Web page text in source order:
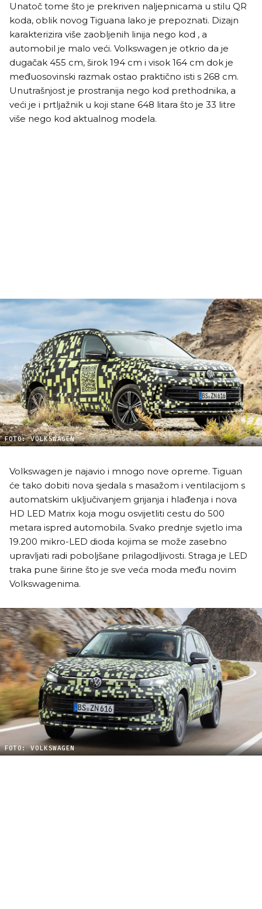
Unatoč tome što je prekriven naljepnicama u stilu QR
koda, oblik novog Tiguana lako je prepoznati. Dizajn
karakterizira više zaobljenih linija nego kod , a
automobil je malo veći. Volkswagen je otkrio da je
dugačak 455 cm, širok 194 cm i visok 164 cm dok je
međuosovinski razmak ostao praktično isti s 268 cm.
Unutrašnjost je prostranija nego kod prethodnika, a
veći je i prtljažnik u koji stane 648 litara što je 33 litre
više nego kod aktualnog modela.
FOTO: VOLKSWAGEN
Volkswagen je najavio i mnogo nove opreme. Tiguan
će tako dobiti nova sjedala s masažom i ventilacijom s
automatskim uključivanjem grijanja i hlađenja i nova
HD LED Matrix koja mogu osvijetliti cestu do 500
metara ispred automobila. Svako prednje svjetlo ima
19.200 mikro-LED dioda kojima se može zasebno
upravljati radi poboljšane prilagodljivosti. Straga je LED
traka pune širine što je sve veća moda među novim
Volkswagenima.
FOTO: VOLKSWAGEN